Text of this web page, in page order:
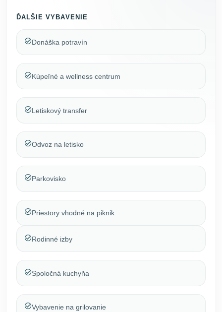
ĎALŠIE VYBAVENIE
Donáška potravín
Kúpeľné a wellness centrum
Letiskový transfer
Odvoz na letisko
Parkovisko
Priestory vhodné na piknik
Rodinné izby
Spoločná kuchyňa
Vybavenie na grilovanie